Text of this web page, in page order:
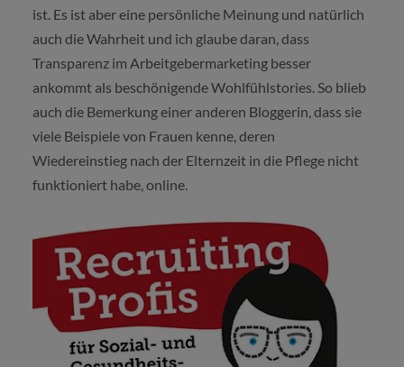
ist. Es ist aber eine persönliche Meinung und natürlich
auch die Wahrheit und ich glaube daran, dass
Transparenz im Arbeitgebermarketing besser
ankommt als beschönigende Wohlfühlstories. So blieb
auch die Bemerkung einer anderen Bloggerin, dass sie
viele Beispiele von Frauen kenne, deren
Wiedereinstieg nach der Elternzeit in die Pflege nicht
funktioniert habe, online.